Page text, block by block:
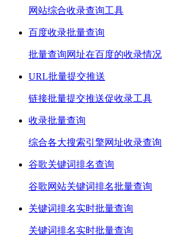
网站综合收录查询工具
百度收录批量查询
批量查询网址在百度的收录情况
URL批量提交推送
链接批量提交推送促收录工具
收录批量查询
综合各大搜索引擎网址收录查询
谷歌关键词排名查询
谷歌网站关键词排名批量查询
关键词排名实时批量查询
关键词排名实时批量查询